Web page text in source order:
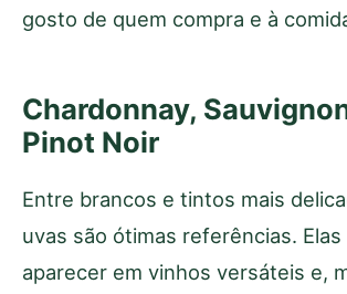
gosto de quem compra e à
Chardonnay,
Pinot Noir
Entre brancos e tintos mais
uvas são ótimas referências.
aparecer em vinhos versáteis e,